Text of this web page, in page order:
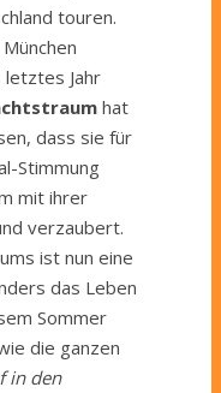
touren.
letztes Jahr
hat
dass sie für
Stimmung
mit ihrer
verzaubert.
ist nun eine
das Leben
Sommer
die ganzen
in den